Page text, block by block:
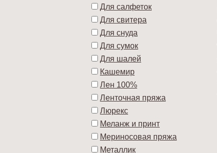
Для салфеток
Для свитера
Для снуда
Для сумок
Для шалей
Кашемир
Лен 100%
Ленточная пряжа
Люрекс
Меланж и принт
Мериносовая пряжа
Металлик